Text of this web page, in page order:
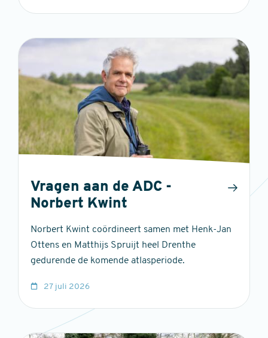
Vragen aan de ADC -
Norbert Kwint
Norbert Kwint coördineert samen met Henk-Jan
Ottens en Matthijs Spruijt heel Drenthe
gedurende de komende atlasperiode.
27 juli 2026